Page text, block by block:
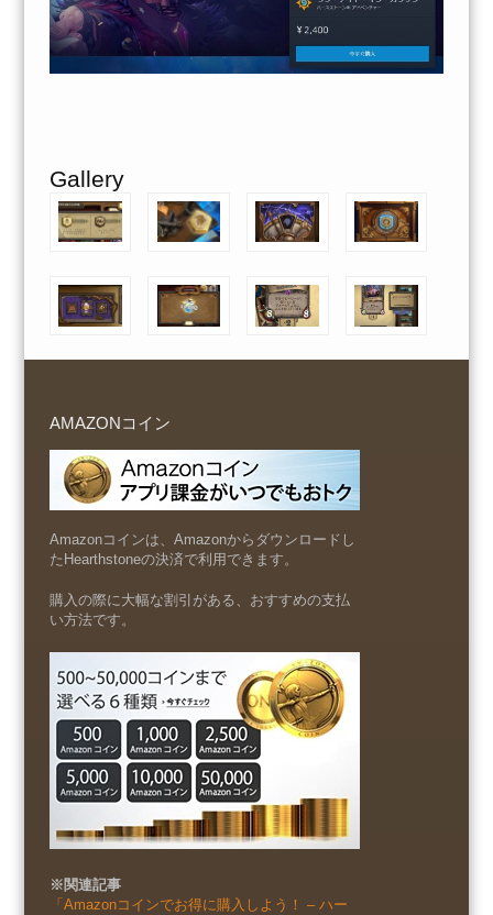
Gallery
AMAZONコイン
Amazonコインは、Amazonからダウンロードし
たHearthstoneの決済で利用できます。
購入の際に大幅な割引がある、おすすめの支払
い方法です。
※関連記事
「Amazonコインでお得に購入しよう！ – ハー